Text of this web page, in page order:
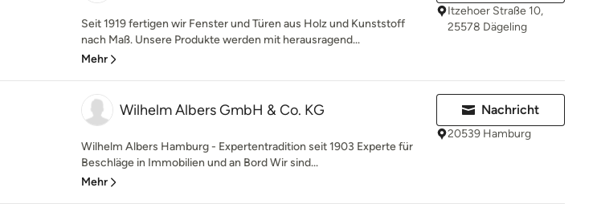
Seit 1919 fertigen wir Fenster und Türen aus Holz und Kunststoff
nach Maß. Unsere Produkte werden mit herausragend...
Mehr
Itzehoer Straße 10,
25578 Dägeling
Wilhelm Albers GmbH & Co. KG
Wilhelm Albers Hamburg - Expertentradition seit 1903 Experte für
Beschläge in Immobilien und an Bord Wir sind...
Mehr
Nachricht
20539 Hamburg